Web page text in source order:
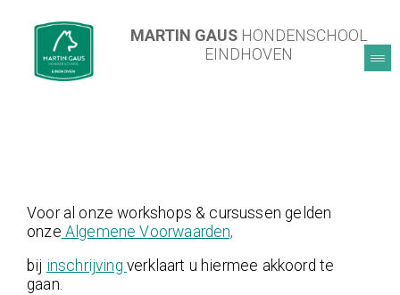
MARTIN GAUSHONDENSCHOOL
EINDHOVEN
Voor al onze workshops & cursussen gelden
onze Algemene Voorwaarden,
bij inschrijvingverklaart u hiermee akkoord te
gaan.